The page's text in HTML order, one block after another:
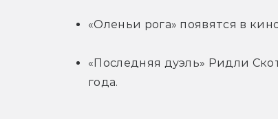
«Оленьи рога» появятся в
«Последняя дуэль» Ридли
года.